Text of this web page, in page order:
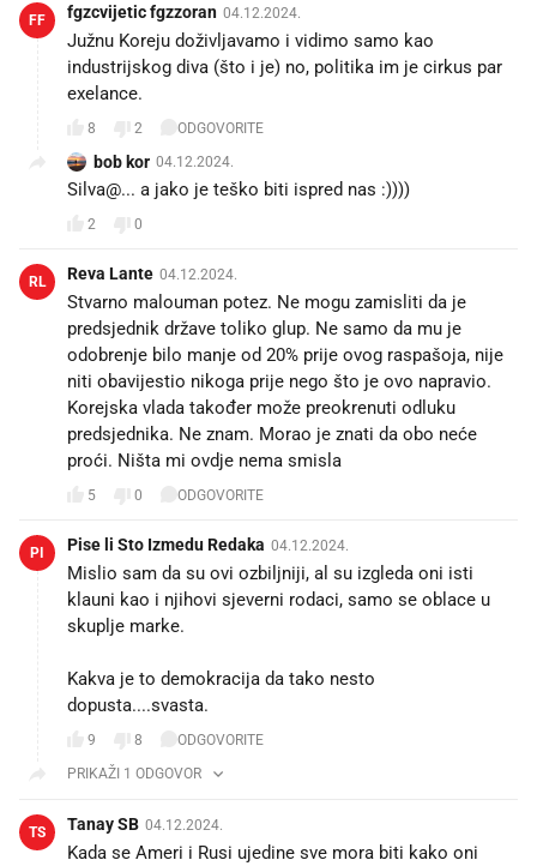
FF fgzcvijetic fgzzoran 04.12.2024.
Južnu Koreju doživljavamo i vidimo samo kao
industrijskog diva (što i je) no, politika im je cirkus par
exelance.
8 2 ODGOVORITE
bob kor 04.12.2024.
Silva@... a jako je teško biti ispred nas :))))
2 0
RL Reva Lante 04.12.2024.
Stvarno malouman potez. Ne mogu zamisliti da je
predsjednik države toliko glup. Ne samo da mu je
odobrenje bilo manje od 20% prije ovog raspašoja, nije
niti obavijestio nikoga prije nego što je ovo napravio.
Korejska vlada također može preokrenuti odluku
predsjednika. Ne znam. Morao je znati da obo neće
proći. Ništa mi ovdje nema smisla
5 0 ODGOVORITE
PI Pise li Sto Izmedu Redaka 04.12.2024.
Mislio sam da su ovi ozbiljniji, al su izgleda oni isti
klauni kao i njihovi sjeverni rodaci, samo se oblace u
skuplje marke.
Kakva je to demokracija da tako nesto
dopusta....svasta.
9 8
ODGOVORITE
PRIKAŽI 1 ODGOVOR
TS Tanay SB 04.12.2024.
Kada se Ameri i Rusi ujedine sve mora biti kako oni